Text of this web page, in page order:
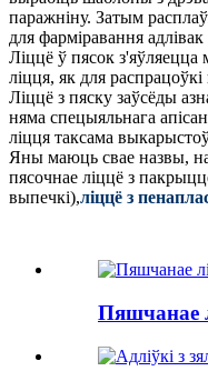
паражніну. Затым
для фарміравання
Ліццё ў пясок
ліцця, як для
Ліццё з пяску заўсёды
няма спецыяльнага
ліцця таксама
Яны маюць свае назвы,
пясочнае ліццё з
выпечкі),ліццё з
Пяшчанае